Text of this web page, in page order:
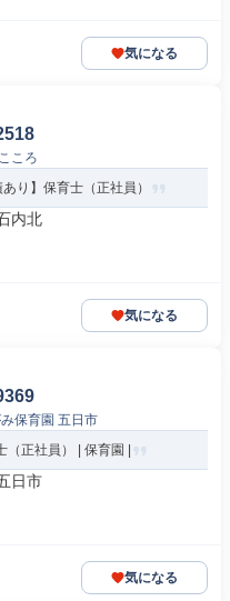
気になる
ころ
り】保育士（正社員）
内北
気になる
保育園 五日市
正社員） | 保育園 |
日市
気になる